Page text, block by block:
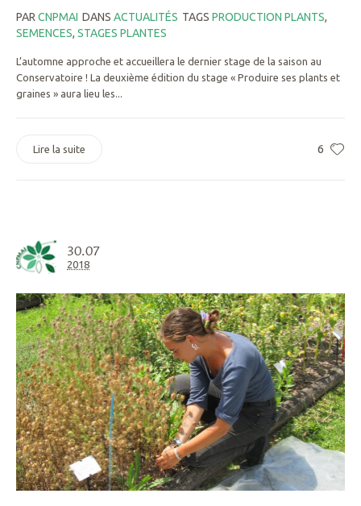
PAR CNPMAI DANS ACTUALITÉS TAGS PRODUCTION PLANTS,
SEMENCES, STAGES PLANTES
L’automne approche et accueillera le dernier stage de la saison au
Conservatoire ! La deuxième édition du stage « Produire ses plants et
graines » aura lieu les...
6
Lire la suite
30.07
2018